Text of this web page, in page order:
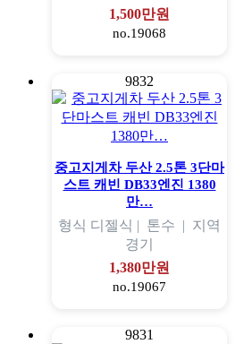
1,500만원
no.19068
9832
중고지게차 두산 2.5톤 3단마
스트 캐빈 DB33엔진 1380
만…
형식 디젤식 | 톤수 | 지역
경기
1,380만원
no.19067
9831